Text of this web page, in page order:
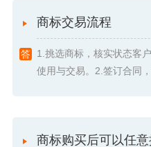
商标交易流程
1.挑选商标，核实状态客
使用与交易。2.签订合同
商标购买后可以任